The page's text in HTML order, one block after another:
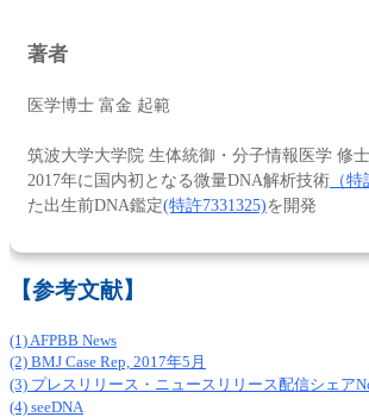
著者
医学博士 富金 起範
筑波大学大学院 生体統御・分子情報医学 修
2017年に国内初となる微量DNA解析技術 （特
た出生前DNA鑑定(特許7331325)を開発
【参考文献】
(1) AFPBB News
(2) BMJ Case Rep, 2017年5月
(3) プレスリリース・ニュースリリース配信シェア
(4) seeDNA